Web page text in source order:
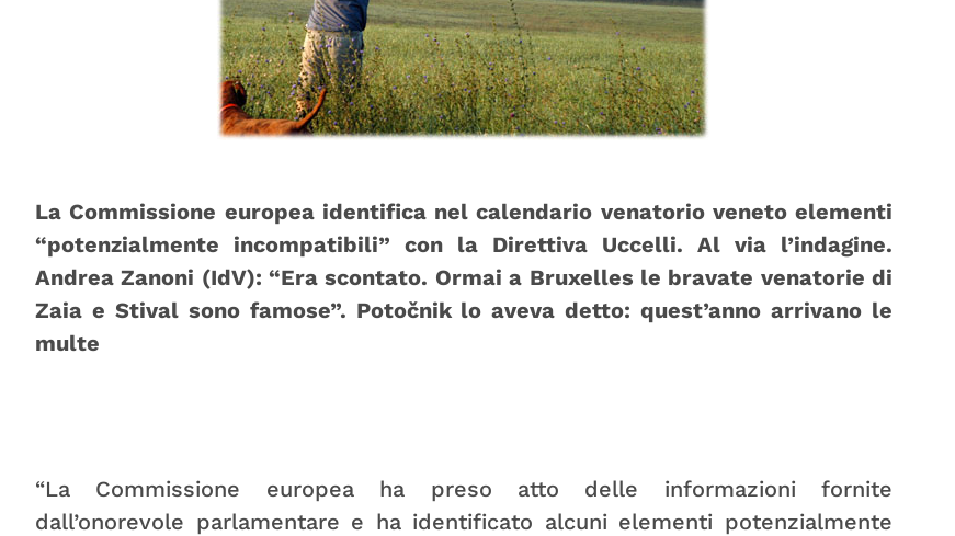
La Commissione europea identifica nel calendario venatorio veneto elementi
“potenzialmente incompatibili” con la Direttiva Uccelli. Al via l’indagine.
Andrea Zanoni (IdV): “Era scontato. Ormai a Bruxelles le bravate venatorie di
Zaia e Stival sono famose”. Potočnik lo aveva detto: quest’anno arrivano le
multe
“La Commissione europea ha preso atto delle informazioni fornite
dall’onorevole parlamentare e ha identificato alcuni elementi potenzialmente